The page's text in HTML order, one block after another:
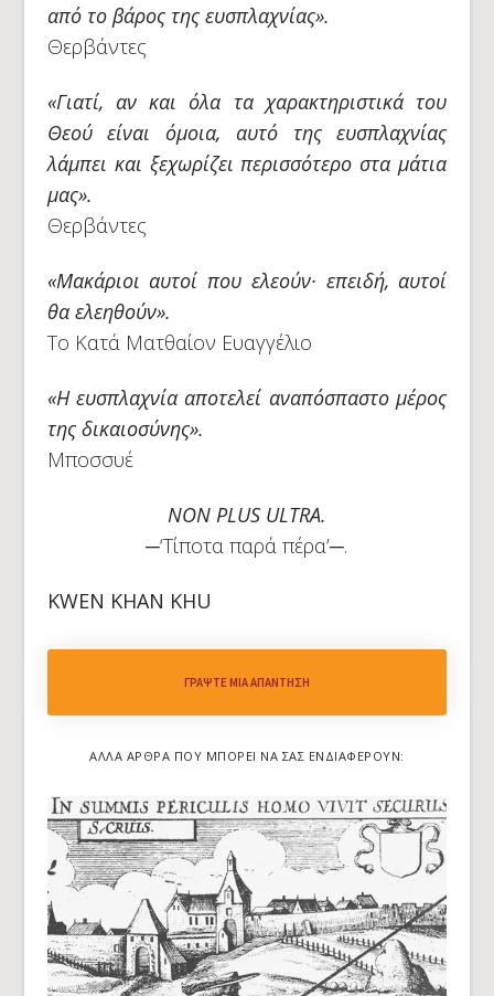
από το βάρος της ευσπλαχνίας».
Θερβάντες
«Γιατί, αν και όλα τα χαρακτηριστικά του
Θεού είναι όμοια, αυτό της ευσπλαχνίας
λάμπει και ξεχωρίζει περισσότερο στα μάτια
μας».
Θερβάντες
«Mακάριοι αυτοί που ελεούν· επειδή, αυτοί
θα ελεηθούν».
Το Κατά Ματθαίον Ευαγγέλιο
«Η ευσπλαχνία αποτελεί αναπόσπαστο μέρος
της δικαιοσύνης».
Μποσσυέ
NON PLUS ULTRA.
─‘Τίποτα παρά πέρα’─.
KWEN KHAN KHU
ΓΡΆΨΤΕ ΜΙΑ ΑΠΆΝΤΗΣΗ
ΆΛΛΑ ΆΡΘΡΑ ΠΟΥ ΜΠΟΡΕΊ ΝΑ ΣΑΣ ΕΝΔΙΑΦΈΡΟΥΝ: